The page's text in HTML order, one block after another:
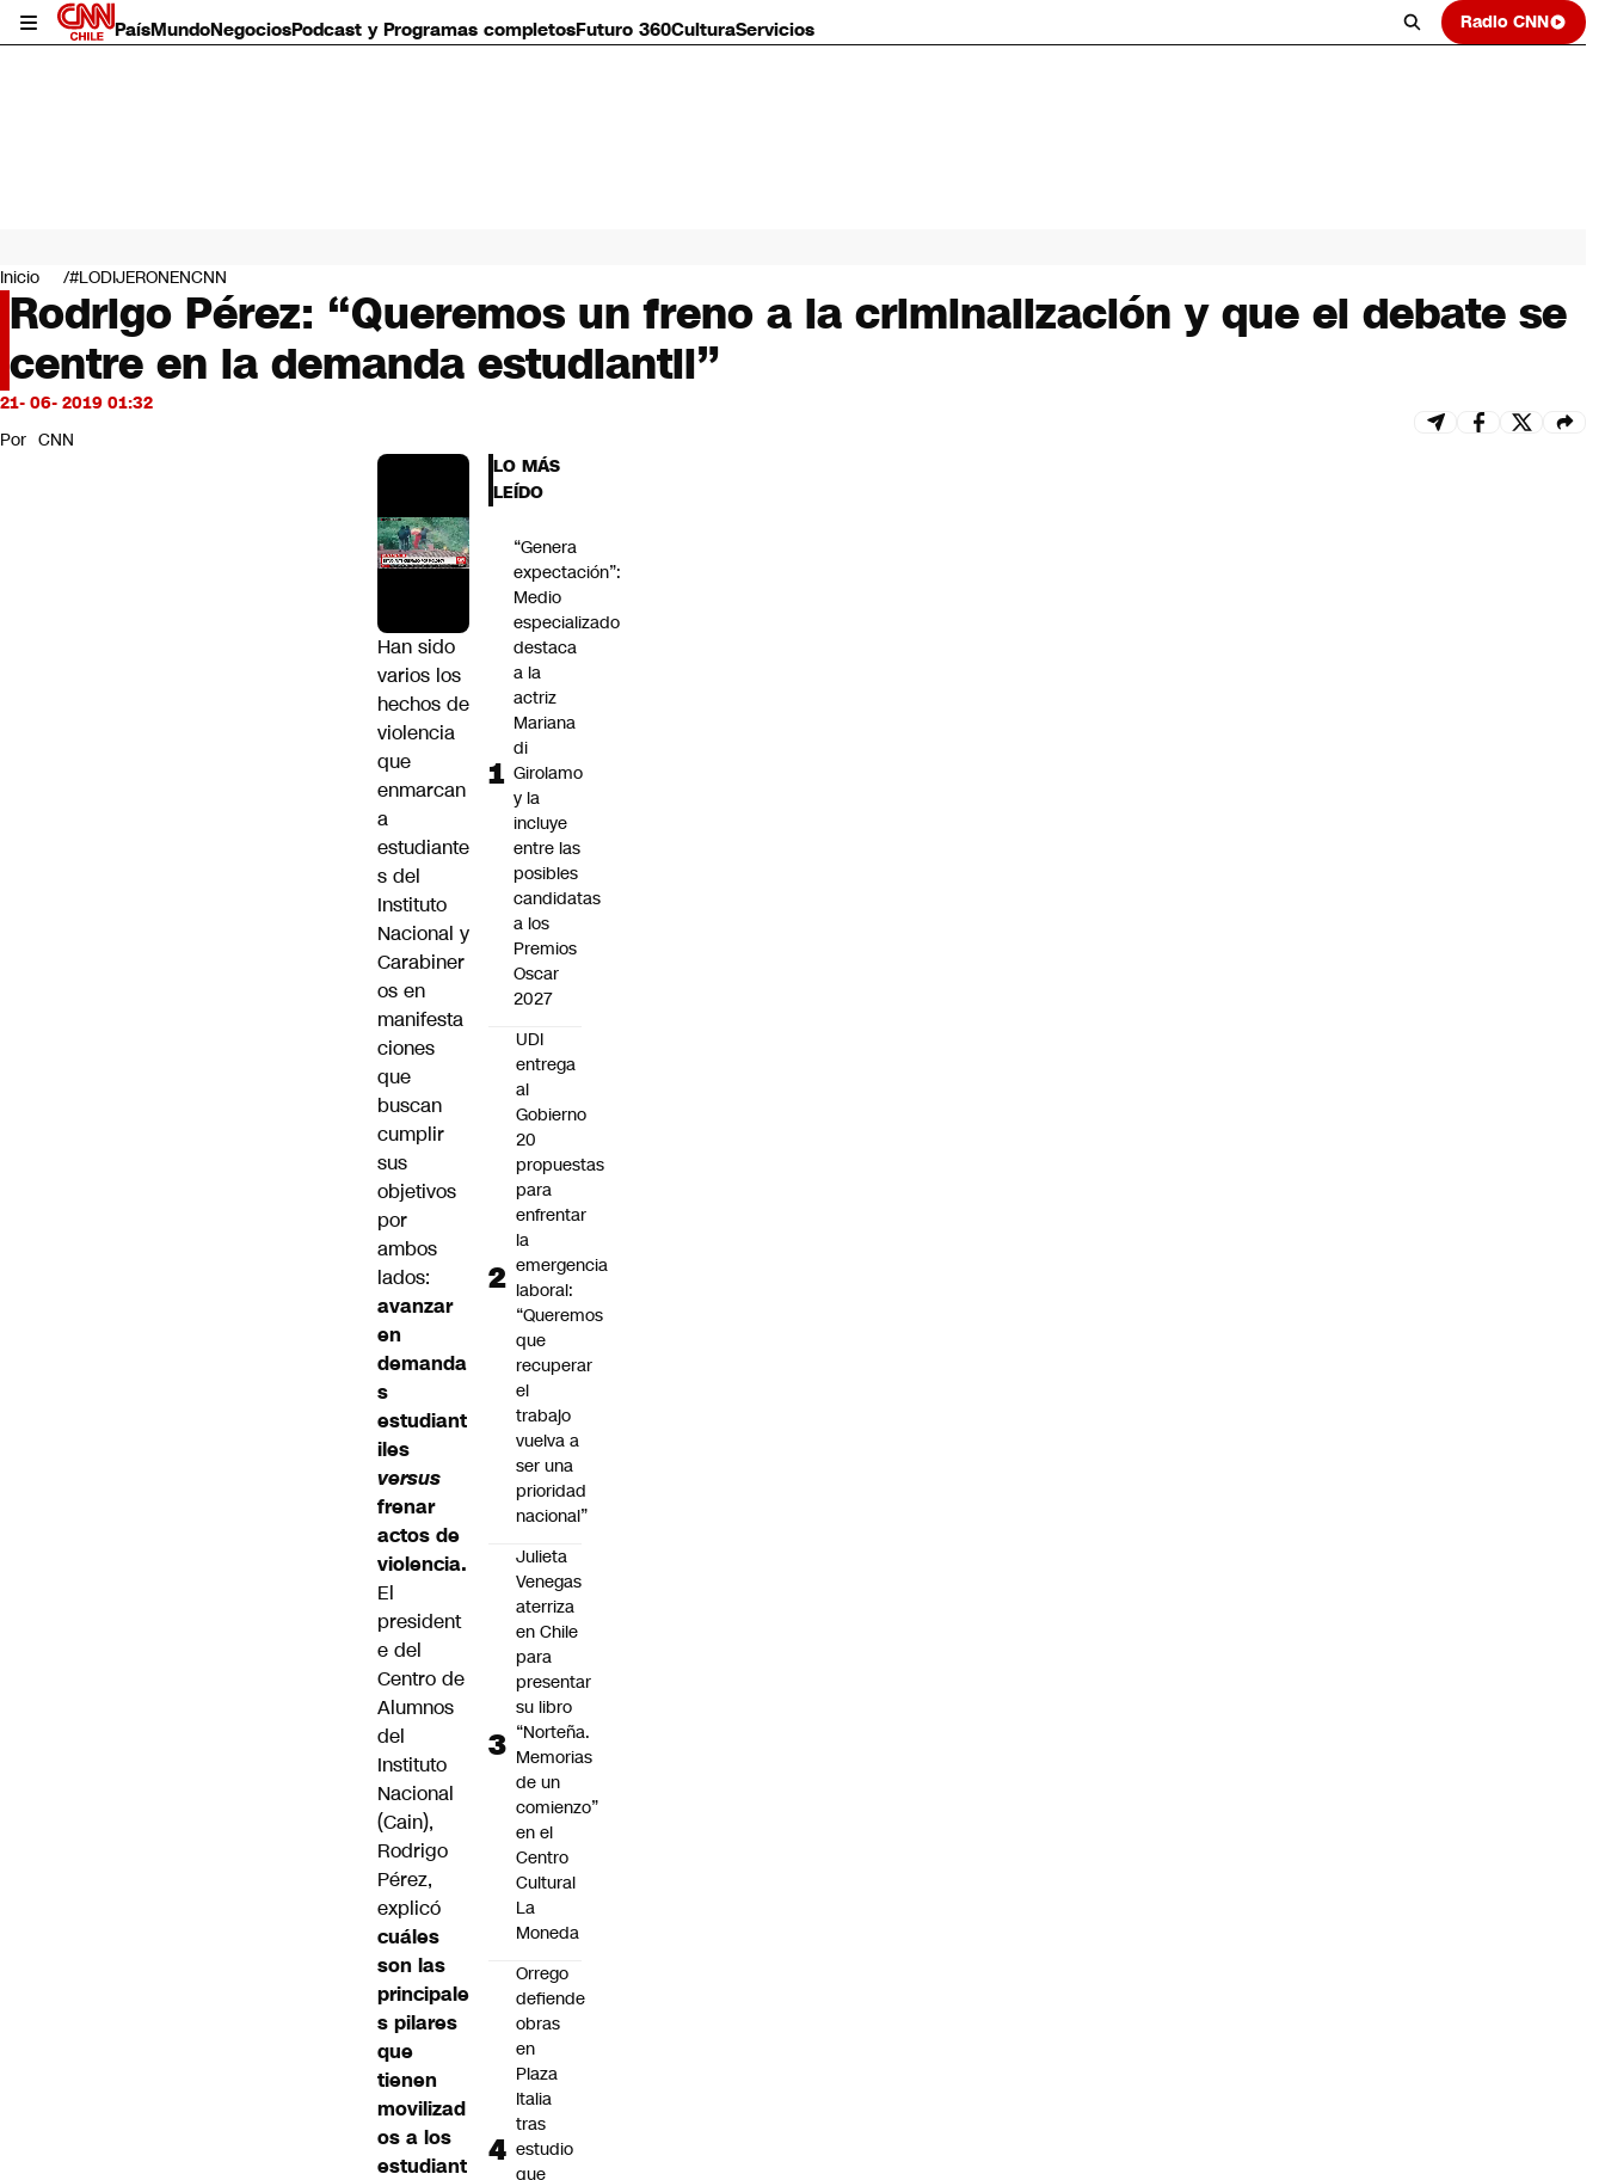
PaísMundoNegociosPodcast y Programas completosFuturo 360CulturaServicios Radio CNN
Mundo
Negocios
Deportes
Programas completos
Cultura
Servicios
Bits
CNN Data
Inicio #LODIJERONENCNN
Rodrigo Pérez: “Queremos un freno a la criminalización y que el debate se
centre en la demanda estudiantil”
21- 06- 2019 01:32
Por CNN
Han sido
varios los
hechos de
violencia
que
enmarcan
a
estudiante
s del
Instituto
Nacional y
Carabiner
os en
manifesta
ciones
que
buscan
cumplir
sus
objetivos
por
ambos
lados:
avanzar
en
demanda
s
estudiant
iles
versus
frenar
actos de
violencia.
El
president
e del
Centro de
Alumnos
del
Instituto
Nacional
(Cain),
Rodrigo
Pérez,
explicó
cuáles
son las
principale
s pilares
que
tienen
movilizad
os a los
estudiant
LO MÁS
LEÍDO
“Genera
expectación”:
Medio
especializado
destaca
a la
actriz
Mariana
di
Girolamo
y la
incluye
entre las
posibles
candidatas
a los
Premios
Oscar
2027
UDI
entrega
al
Gobierno
20
propuestas
para
enfrentar
la
emergencia
laboral:
“Queremos
que
recuperar
el
trabajo
vuelva a
ser una
prioridad
nacional”
Julieta
Venegas
aterriza
en Chile
para
presentar
su libro
“Norteña.
Memorias
de un
comienzo”
en el
Centro
Cultural
La
Moneda
Orrego
defiende
obras
en
Plaza
Italia
tras
estudio
que